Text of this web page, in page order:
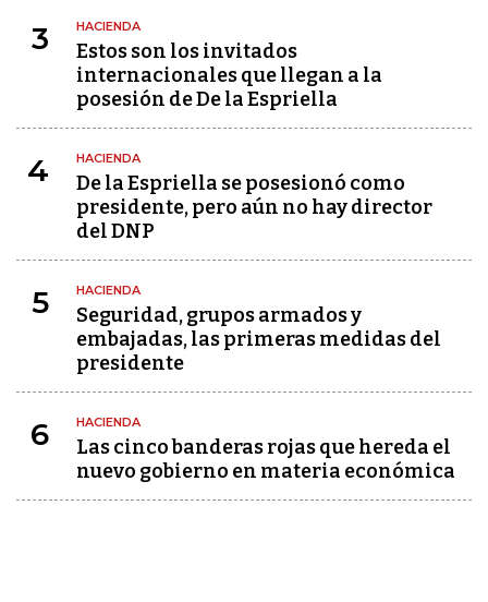
3 HACIENDA
Estos son los invitados
internacionales que llegan a la
posesión de De la Espriella
4 HACIENDA
De la Espriella se posesionó como
presidente, pero aún no hay director
del DNP
5 HACIENDA
Seguridad, grupos armados y
embajadas, las primeras medidas del
presidente
6 HACIENDA
Las cinco banderas rojas que hereda el
nuevo gobierno en materia económica